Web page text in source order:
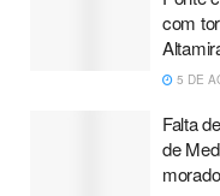
com
5 DE
Falta
de